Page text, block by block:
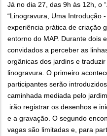
Já no dia 27, das 9h às 12h, o
“Linogravura, Uma Introdução
experiência prática de criação
entorno do MAP. Durante dois
convidados a perceber as
orgânicas dos jardins e
linogravura. O primeiro
participantes serão
caminhada mediada pelo
irão registrar os desenhos e
e a gravação. O segundo
vagas são limitadas e, para